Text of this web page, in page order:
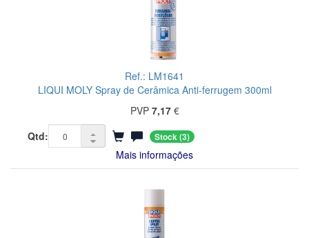
Ref.: LM1641
LIQUI MOLY Spray de Cerâmica Anti-ferrugem 300ml
PVP 7,17€
Qtd:
Stock(3)
Mais informações